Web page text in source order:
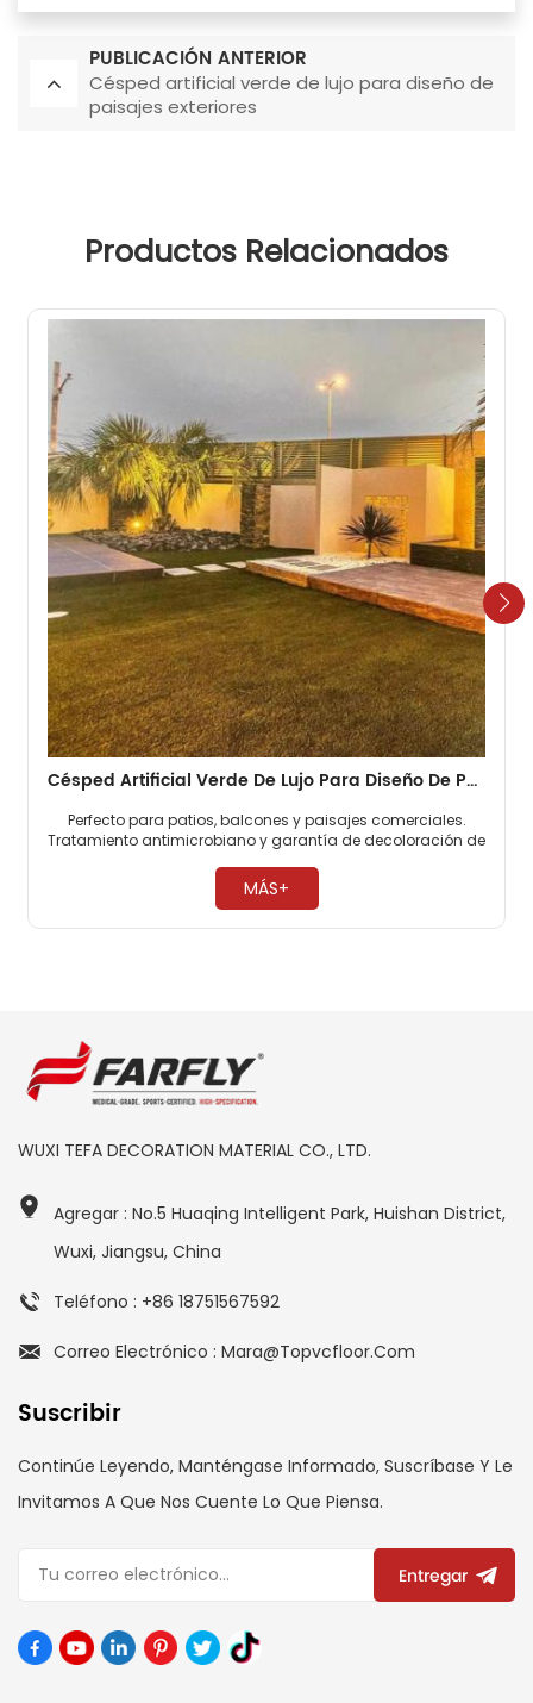
PUBLICACIÓN ANTERIOR
Césped artificial verde de lujo para diseño de
paisajes exteriores
Productos Relacionados
Césped Artificial Verde De Lujo Para Diseño De Paisajes Exteriores
Perfecto para patios, balcones y paisajes comerciales.
Tratamiento antimicrobiano y garantía de decoloración de
personalizadas ​
MÁS+
WUXI TEFA DECORATION MATERIAL CO., LTD.
Agregar : No.5 Huaqing Intelligent Park, Huishan District,
Wuxi, Jiangsu, China
Teléfono : +86 18751567592
Correo Electrónico : Mara@topvcfloor.com
Suscribir
Continúe Leyendo, Manténgase Informado, Suscríbase Y Le
Invitamos A Que Nos Cuente Lo Que Piensa.
Entregar